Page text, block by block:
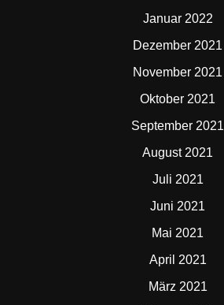
Januar 2022
Dezember 2021
November 2021
Oktober 2021
September 2021
August 2021
Juli 2021
Juni 2021
Mai 2021
April 2021
März 2021